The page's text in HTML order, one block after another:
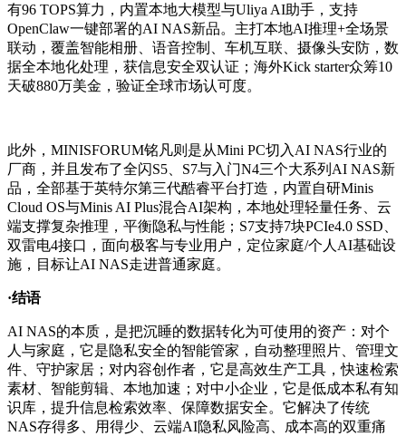
有96 TOPS算力 ，内置本地大模型与Uliya AI助手，支持
OpenClaw一键部署的AI NAS新品。主打本地AI推理+全场景
联动 ，覆盖智能相册、语音控制、车机互联、摄像头安防，数
据全本地化处理，获信息安全双认证；海外Kick starter众筹10
天破880万美金，验证全球市场认可度。
此外，MINISFORUM铭凡则是从Mini PC切入AI NAS行业的
厂商，并且发布了全闪S5、S7与入门N4三个大系列AI NAS新
品，全部基于英特尔第三代酷睿平台打造，内置自研Minis
Cloud OS与Minis AI Plus混合AI架构 ，本地处理轻量任务、云
端支撑复杂推理，平衡隐私与性能；S7支持7块PCIe4.0 SSD、
双雷电4接口，面向极客与专业用户，定位家庭/个人AI基础设
施，目标让AI NAS走进普通家庭。
·结语
AI NAS的本质，是把沉睡的数据转化为可使用的资产 ：对个
人与家庭，它是隐私安全的智能管家，自动整理照片、管理文
件、守护家居；对内容创作者，它是高效生产工具，快速检索
素材、智能剪辑、本地加速；对中小企业，它是低成本私有知
识库，提升信息检索效率、保障数据安全。它解决了传统
NAS存得多、用得少、云端AI隐私风险高、成本高的双重痛